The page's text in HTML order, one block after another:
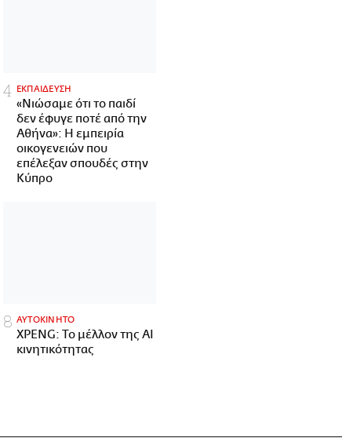
ΕΚΠΑΙΔΕΥΣΗ
«Νιώσαμε ότι το παιδί
δεν έφυγε ποτέ από την
Αθήνα»: Η εμπειρία
οικογενειών που
επέλεξαν σπουδές στην
Κύπρο
ΑΥΤΟΚΙΝΗΤΟ
XPENG: Το μέλλον της AI
κινητικότητας